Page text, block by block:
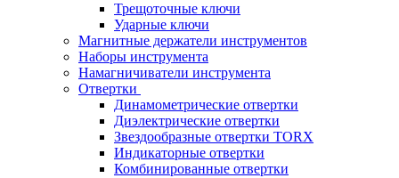
Трещоточные ключи
Ударные ключи
Магнитные держатели инструментов
Наборы инструмента
Намагничиватели инструмента
Отвертки
Динамометрические отвертки
Диэлектрические отвертки
Звездообразные отвертки TORX
Индикаторные отвертки
Комбинированные отвертки